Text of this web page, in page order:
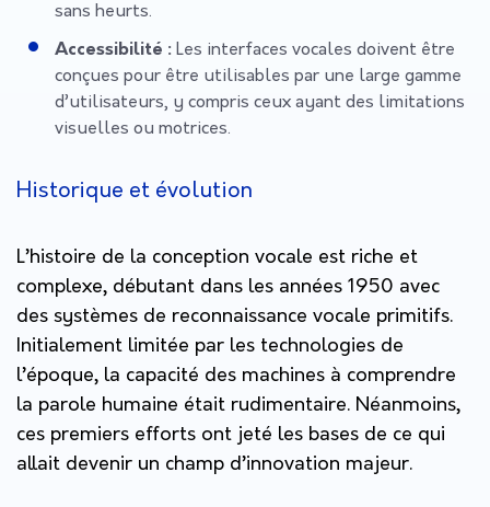
sans heurts.
Accessibilité : Les interfaces vocales doivent être
conçues pour être utilisables par une large gamme
d’utilisateurs, y compris ceux ayant des limitations
visuelles ou motrices.
Historique et évolution
L’histoire de la conception vocale est riche et
complexe, débutant dans les années 1950 avec
des systèmes de reconnaissance vocale primitifs.
Initialement limitée par les technologies de
l’époque, la capacité des machines à comprendre
la parole humaine était rudimentaire. Néanmoins,
ces premiers efforts ont jeté les bases de ce qui
allait devenir un champ d’innovation majeur.